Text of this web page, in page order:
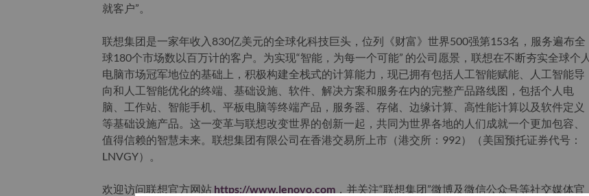
就客户”。
联想集团是一家年收入830亿美元的全球化科技巨头，位列《财富》世界500强第153名，服务遍布全
球180个市场数以百万计的客户。为实现“智能，为每一个可能” 的公司愿景，联想在不断夯实全球个人
电脑市场冠军地位的基础上，积极构建全栈式的计算能力，现已拥有包括人工智能赋能、人工智能导
向和人工智能优化的终端、基础设施、软件、解决方案和服务在内的完整产品路线图，包括个人电
脑、工作站、智能手机、平板电脑等终端产品，服务器、存储、边缘计算、高性能计算以及软件定义
等基础设施产品。这一变革与联想改变世界的创新一起，共同为世界各地的人们成就一个更加包容、
值得信赖的智慧未来。联想集团有限公司在香港交易所上市（港交所：992）（美国预托证券代号：
LNVGY）。
欢迎访问联想官方网站 https://www.lenovo.com，并关注“联想集团”微博及微信公众号等社交媒体官